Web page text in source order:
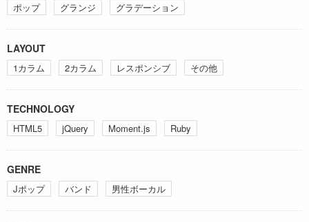
ポップ グランジ グラデーション
LAYOUT
1カラム 2カラム レスポンシブ その他
TECHNOLOGY
HTML5 jQuery Moment.js Ruby
GENRE
Jポップ バンド 男性ボーカル